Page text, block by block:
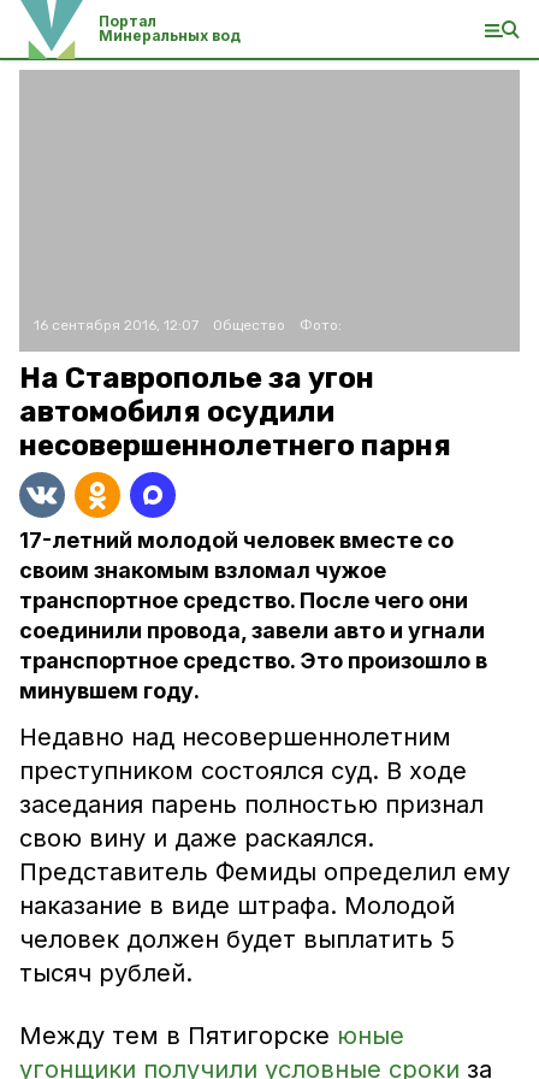
Портал
Минеральных вод
16 сентября 2016, 12:07 Общество Фото:
На Ставрополье за угон
автомобиля осудили
несовершеннолетнего парня
17-летний молодой человек вместе со
своим знакомым взломал чужое
транспортное средство. После чего они
соединили провода, завели авто и угнали
транспортное средство. Это произошло в
минувшем году.
Недавно над несовершеннолетним
преступником состоялся суд. В ходе
заседания парень полностью признал
свою вину и даже раскаялся.
Представитель Фемиды определил ему
наказание в виде штрафа. Молодой
человек должен будет выплатить 5
тысяч рублей.
Между тем в Пятигорске юные
угонщики получили условные сроки за